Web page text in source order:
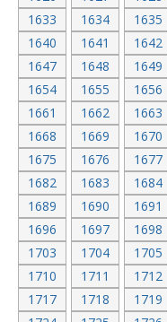
1633
1634 1635
1640
1641 1642
1647
1648 1649
1654
1655 1656
1661
1662 1663
1668
1669 1670
1675
1676 1677
1682
1683 1684
1689
1690 1691
1696
1697 1698
1703
1704 1705
1710
1711 1712
1717
1718 1719